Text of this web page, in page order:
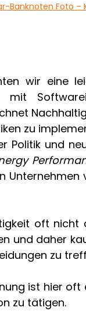
Banknoten Foto
wir eine
zu
und
oft
und daher
zu
ist hier
zu tätigen.